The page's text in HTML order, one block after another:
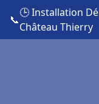
📞
🕒 Installation
Château Thierry